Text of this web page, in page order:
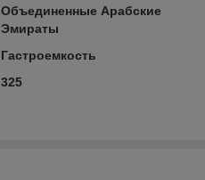
Объединенные Арабские
Эмираты
Гастроемкость
325